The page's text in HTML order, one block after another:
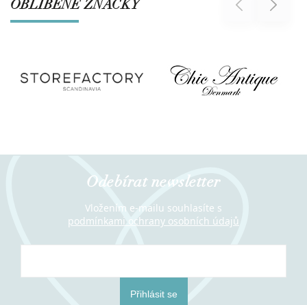
OBLÍBENÉ ZNAČKY Previous Next
Odebírat newsletter
Vložením e-mailu souhlasíte s
podmínkami ochrany osobních údajů
Přihlásit se